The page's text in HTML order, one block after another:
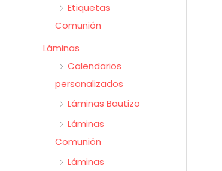
Etiquetas
Comunión
Láminas
Calendarios
personalizados
Láminas Bautizo
Láminas
Comunión
Láminas